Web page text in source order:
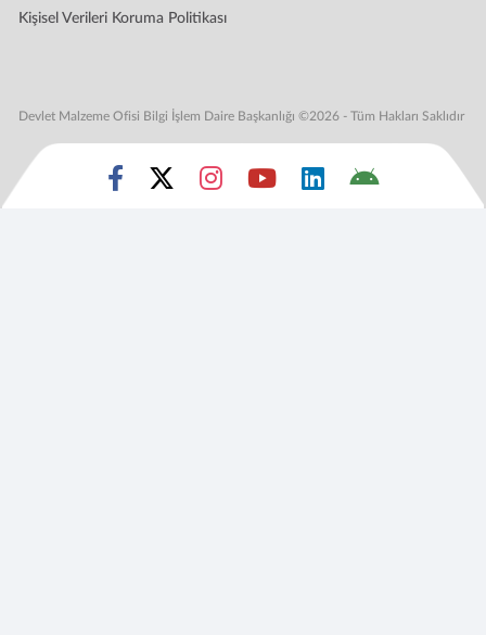
Kişisel Verileri Koruma Politikası
Devlet Malzeme Ofisi Bilgi İşlem Daire Başkanlığı ©2026 - Tüm Hakları Saklıdır